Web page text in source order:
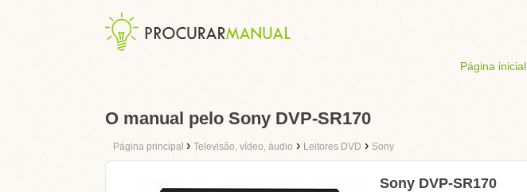
Página inicial
O manual pelo Sony DVP-SR170
Página principal › Televisão, vídeo, áudio › Leitores DVD › Sony
Sony DVP-SR170